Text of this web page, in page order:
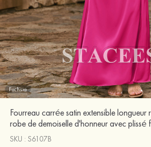
Fuchsia
Fourreau carrée satin extensible longueur
robe de demoiselle d'honneur avec plissé
SKU : S6107B